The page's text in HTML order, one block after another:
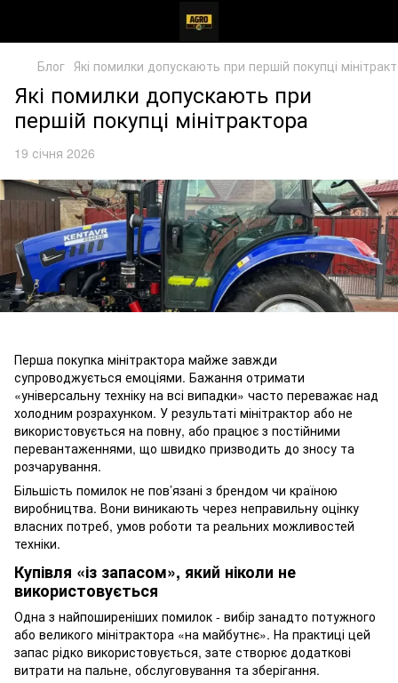
Блог Які помилки допускають при першій покупці
Які помилки допускають при
першій покупці мінітрактора
19 січня 2026
Перша покупка мінітрактора майже завжди
супроводжується емоціями. Бажання отримати
«універсальну техніку на всі випадки» часто переважає над
холодним розрахунком. У результаті мінітрактор або не
використовується на повну, або працює з постійними
перевантаженнями, що швидко призводить до зносу та
розчарування.
Більшість помилок не пов’язані з брендом чи країною
виробництва. Вони виникають через неправильну оцінку
власних потреб, умов роботи та реальних можливостей
техніки.
Купівля «із запасом», який ніколи не
використовується
Одна з найпоширеніших помилок - вибір занадто потужного
або великого мінітрактора «на майбутнє». На практиці цей
запас рідко використовується, зате створює додаткові
витрати на пальне, обслуговування та зберігання.